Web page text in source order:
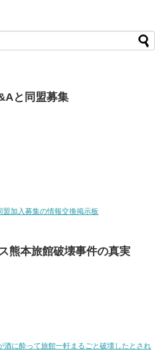
と同盟募集
加入募集の情報交換掲示板
熊本旅館破壊事件の真実
酒に酔って旅館一軒まるごと破壊したとされ